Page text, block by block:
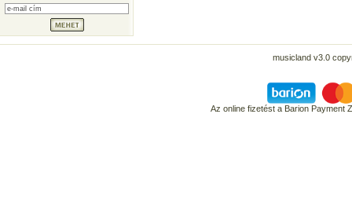
musicland v3.0
Az online fizetést a Barion Payment